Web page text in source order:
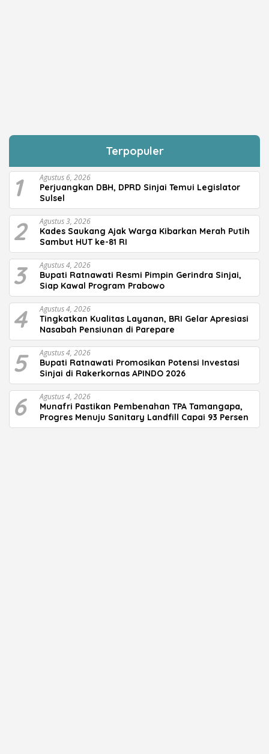
Terpopuler
1 Agustus 6, 2026
Perjuangkan DBH, DPRD Sinjai Temui Legislator
Sulsel
2 Agustus 3, 2026
Kades Saukang Ajak Warga Kibarkan Merah Putih
Sambut HUT ke-81 RI
3 Agustus 4, 2026
Bupati Ratnawati Resmi Pimpin Gerindra Sinjai,
Siap Kawal Program Prabowo
4 Agustus 4, 2026
Tingkatkan Kualitas Layanan, BRI Gelar Apresiasi
Nasabah Pensiunan di Parepare
5 Agustus 4, 2026
Bupati Ratnawati Promosikan Potensi Investasi
Sinjai di Rakerkornas APINDO 2026
6 Agustus 4, 2026
Munafri Pastikan Pembenahan TPA Tamangapa,
Progres Menuju Sanitary Landfill Capai 93 Persen